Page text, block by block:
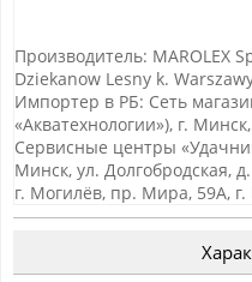
Производитель: MAROLEX
Dziekanow Lesny k.
Импортер в РБ: Сеть
«Акватехнологии»), г.
Сервисные центры
Минск, ул. Долгобродская,
г. Могилёв, пр. Мира, 59А, г.